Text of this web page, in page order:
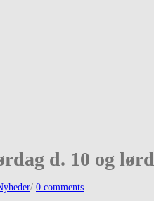
d. 10 og
/ 0 comments